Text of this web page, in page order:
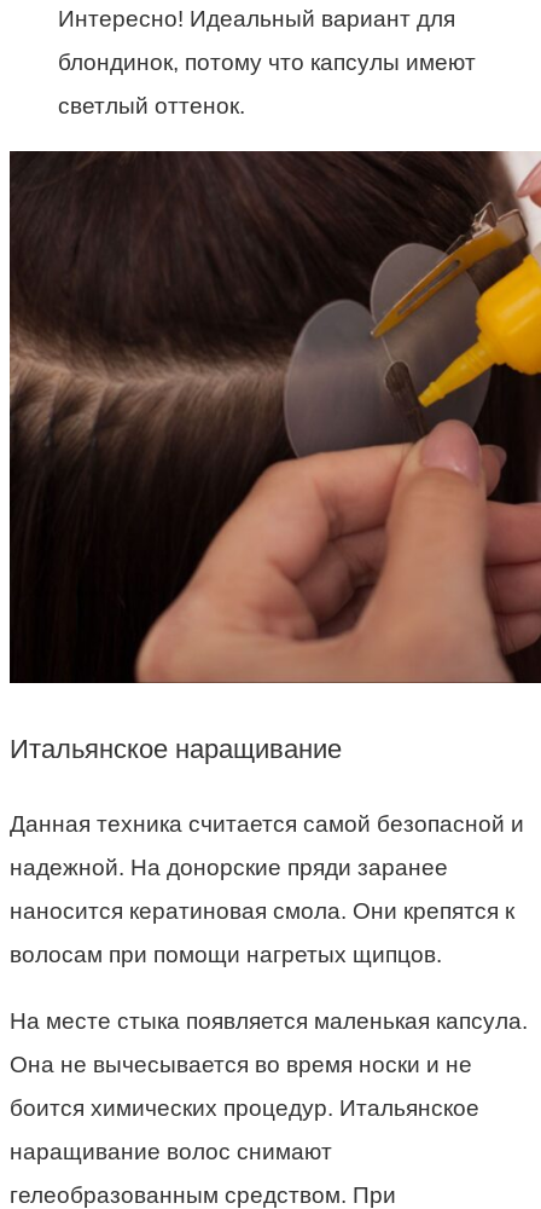
Интересно! Идеальный вариант для
блондинок, потому что капсулы имеют
светлый оттенок.
Итальянское наращивание
Данная техника считается самой безопасной и
надежной. На донорские пряди заранее
наносится кератиновая смола. Они крепятся к
волосам при помощи нагретых щипцов.
На месте стыка появляется маленькая капсула.
Она не вычесывается во время носки и не
боится химических процедур. Итальянское
наращивание волос снимают
гелеобразованным средством. При